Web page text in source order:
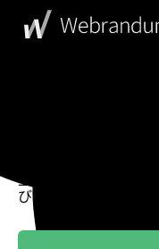
並
び：